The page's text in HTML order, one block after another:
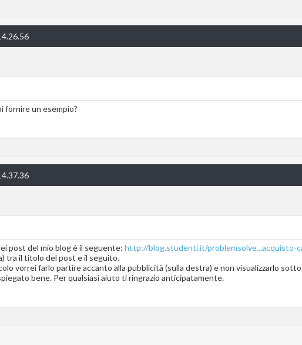
fornire un esempio?
post del mio blog è il seguente: http://blog.studenti.it/problemsolve...acquisto-
tra il titolo del post e il seguito.
vorrei farlo partire accanto alla pubblicità (sulla destra) e non visualizzarlo
bene. Per qualsiasi aiuto ti ringrazio anticipatamente.